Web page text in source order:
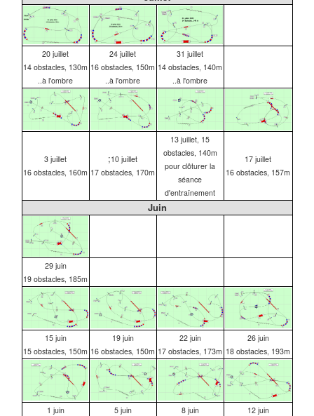
20 juillet
14 obstacles, 130m
..à l'ombre
24 juillet
16 obstacles, 150m
..à l'ombre
31 juillet
14 obstacles, 140m
..à l'ombre
3 juillet
16 obstacles, 160m
;10 juillet
17 obstacles, 170m
13 juillet, 15
obstacles, 140m
pour clôturer la
séance
d'entraînement
17 juillet
16 obstacles, 157m
Juin
29 juin
19 obstacles, 185m
15 juin
15 obstacles, 150m
19 juin
16 obstacles, 150m
22 juin
17 obstacles, 173m
26 juin
18 obstacles, 193m
1 juin
5 juin
8 juin
12 juin